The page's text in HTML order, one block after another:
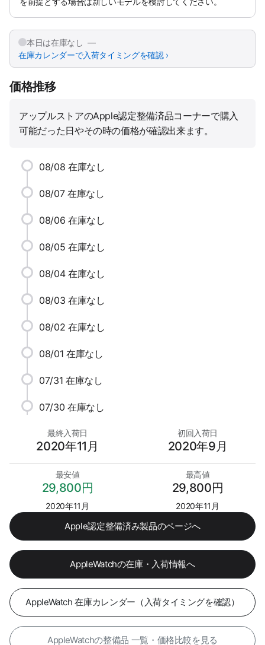
本日は在庫なし —
在庫カレンダーで入荷タイミングを確認 ›
価格推移
アップルストアのApple認定整備済品コーナーで購入
可能だった日やその時の価格が確認出来ます。
08/08 在庫なし
08/07 在庫なし
08/06 在庫なし
08/05 在庫なし
08/04 在庫なし
08/03 在庫なし
08/02 在庫なし
08/01 在庫なし
07/31 在庫なし
07/30 在庫なし
最終入荷日
2020年11月
初回入荷日
2020年9月
最安値
29,800円
2020年11月
最高値
29,800円
2020年11月
Apple認定整備済み製品のページへ
AppleWatchの在庫・入荷情報へ
AppleWatch 在庫カレンダー（入荷タイミングを確認）
AppleWatchの整備品 一覧・価格比較を見る